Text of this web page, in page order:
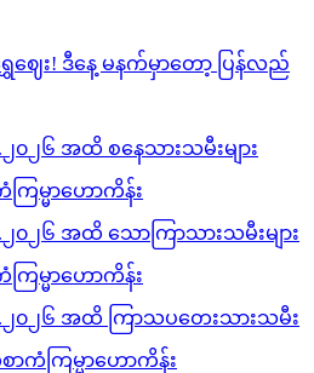
ဈေး! ဒီနေ့ မနက်မှာတော့ ပြန်လည်
၂၀၂၆ အထိ စနေသားသမီးများ
မ္မာဟောကိန်း
၂၀၂၆ အထိ သောကြာသားသမီးများ
မ္မာဟောကိန်း
.၂၀၂၆ အထိ ကြာသပတေးသားသမီး
ကံကြမ္မာဟောကိန်း